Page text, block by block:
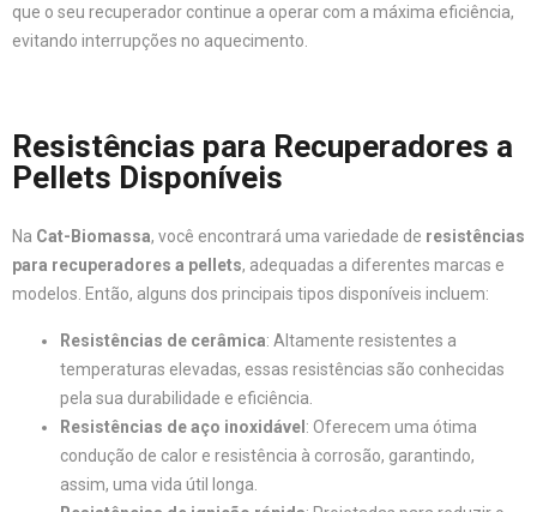
que o seu recuperador continue a operar com a máxima eficiência,
evitando interrupções no aquecimento.
Resistências para Recuperadores a
Pellets Disponíveis
Na Cat-Biomassa, você encontrará uma variedade de resistências
para recuperadores a pellets, adequadas a diferentes marcas e
modelos. Então, alguns dos principais tipos disponíveis incluem:
Resistências de cerâmica: Altamente resistentes a
temperaturas elevadas, essas resistências são conhecidas
pela sua durabilidade e eficiência.
Resistências de aço inoxidável : Oferecem uma ótima
condução de calor e resistência à corrosão, garantindo,
assim, uma vida útil longa.